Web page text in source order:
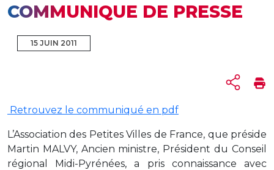
COMMUNIQUE DE PRESSE
15 JUIN 2011
Retrouvez le communiqué en pdf
L’Association des Petites Villes de France, que préside
Martin MALVY, Ancien ministre, Président du Conseil
régional Midi-Pyrénées, a pris connaissance avec